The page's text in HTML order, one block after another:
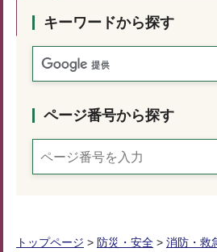
キーワードから探す
ページ番号から探す
トップページ > 防災・安全 > 消防・救